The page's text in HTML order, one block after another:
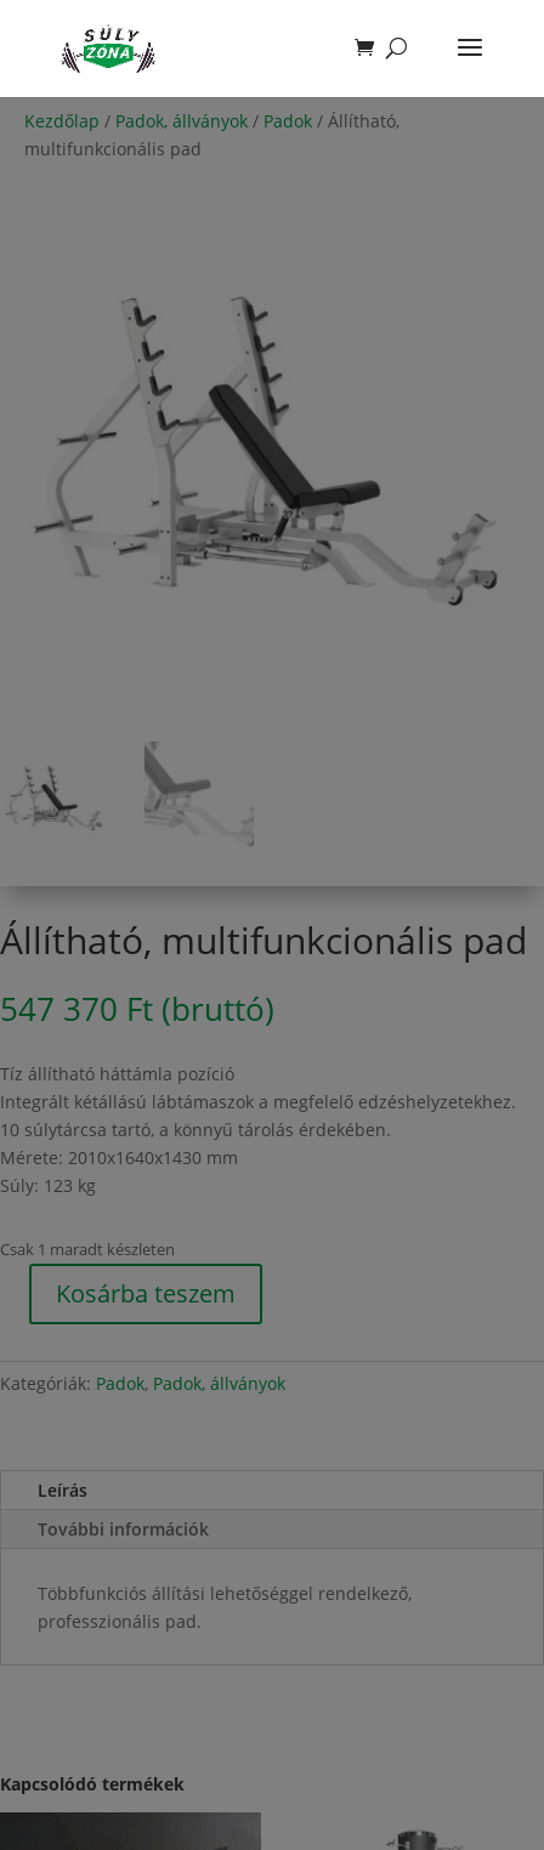
Kezdőlap / Padok, állványok / Padok / Állítható,
multifunkcionális pad
Állítható, multifunkcionális pad
547 370 Ft (bruttó)
Tíz állítható háttámla pozíció
Integrált kétállású lábtámaszok a megfelelő edzéshelyzetekhez.
10 súlytárcsa tartó, a könnyű tárolás érdekében.
Mérete: 2010x1640x1430 mm
Súly: 123 kg
Csak 1 maradt készleten
Állítható,
mennyiség
Kosárba teszem
Kategóriák: Padok, Padok, állványok
Leírás
További információk
Többfunkciós állítási lehetőséggel rendelkező,
professzionális pad.
Kapcsolódó termékek